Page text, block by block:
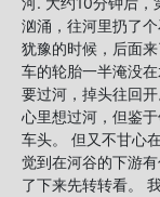
汹涌，往河里扔了
犹豫的时候，后面
车的轮胎一半淹没
要过河，掉头往回
心里想过河，但鉴
车头。 但又不甘心
觉到在河谷的下游
了下来先转转看。